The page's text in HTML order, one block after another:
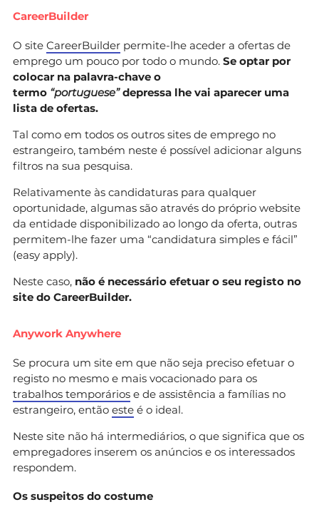
CareerBuilder
O site CareerBuilder permite-lhe aceder a ofertas de
emprego um pouco por todo o mundo. Se optar por
colocar na palavra-chave o
termo “portuguese”depressa lhe vai aparecer uma
lista de ofertas.
Tal como em todos os outros sites de emprego no
estrangeiro, também neste é possível adicionar alguns
filtros na sua pesquisa.
Relativamente às candidaturas para qualquer
oportunidade, algumas são através do próprio website
da entidade disponibilizado ao longo da oferta, outras
permitem-lhe fazer uma “candidatura simples e fácil”
(easy apply).
Neste caso, não é necessário efetuar o seu registo no
site do CareerBuilder.
Anywork Anywhere
Se procura um site em que não seja preciso efetuar o
registo no mesmo e mais vocacionado para os
trabalhos temporários e de assistência a famílias no
estrangeiro, então este é o ideal.
Neste site não há intermediários, o que significa que os
empregadores inserem os anúncios e os interessados
respondem.
Os suspeitos do costume